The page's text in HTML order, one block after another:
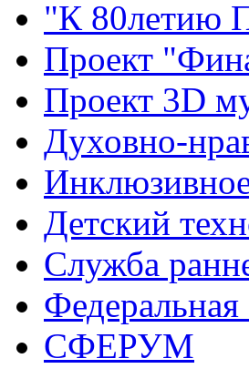
"К 80летию
Проект
Проект 3D
Духовно-
Детский
Служба
Федеральная
СФЕРУМ